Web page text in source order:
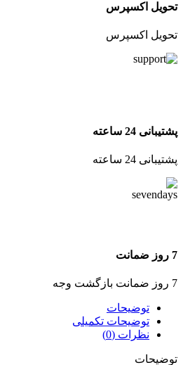
تحویل اکسپرس
تحویل اکسپرس
پشتیبانی 24 ساعته
پشتیبانی 24 ساعته
7 روز ضمانت
7 روز ضمانت بازگشت وجه
توضیحات
توضیحات تکمیلی
نظرات (0)
توضیحات